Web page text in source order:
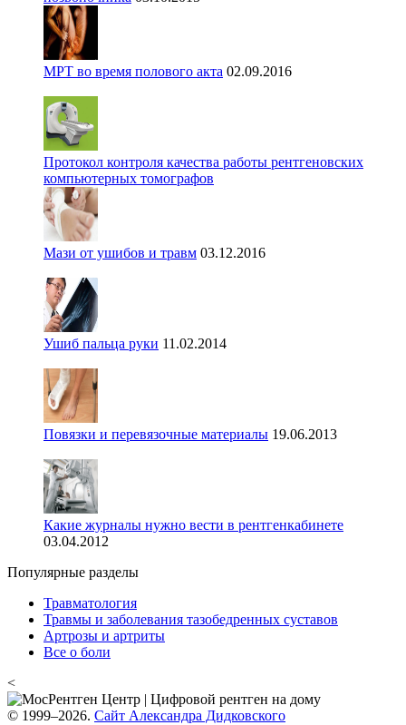
МРТ во время полового акта 02.09.2016
Протокол контроля качества работы рентгеновских
компьютерных томографов
Мази от ушибов и травм 03.12.2016
Ушиб пальца руки 11.02.2014
Повязки и перевязочные материалы 19.06.2013
Какие журналы нужно вести в рентгенкабинете
03.04.2012
Популярные разделы
Травматология
Травмы и заболевания тазобедренных суставов
Артрозы и артриты
Все о боли
<
© 1999–2026. Сайт Александра Дидковского